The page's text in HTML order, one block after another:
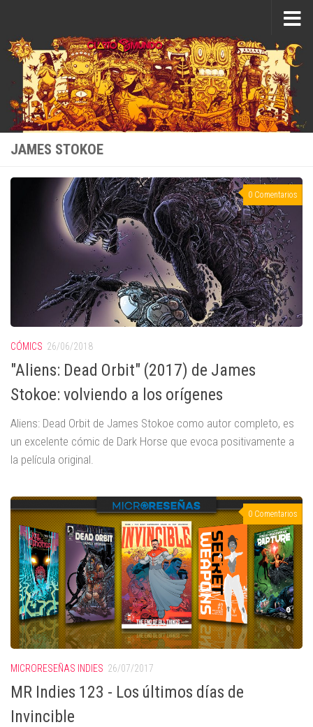
JAMES STOKOE
0 Comentarios
CÓMICS 26/06/2018
"Aliens: Dead Orbit" (2017) de James
Stokoe: volviendo a los orígenes
Aliens: Dead Orbit de James Stokoe como autor completo, es
un excelente cómic de Dark Horse que evoca positivamente a
la película original.
0 Comentarios
MICRORESEÑAS INDIES 26/07/2017
MR Indies 123 - Los últimos días de
Invincible